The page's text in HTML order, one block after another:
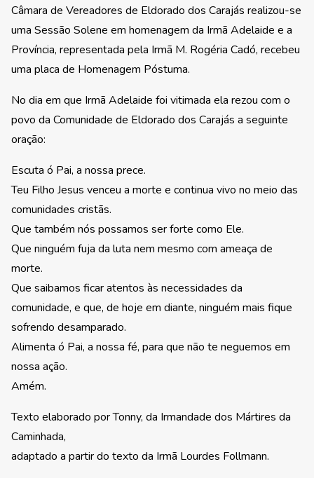
Câmara de Vereadores de Eldorado dos Carajás realizou-se
uma Sessão Solene em homenagem da Irmã Adelaide e a
Província, representada pela Irmã M. Rogéria Cadó, recebeu
uma placa de Homenagem Póstuma.
No dia em que Irmã Adelaide foi vitimada ela rezou com o
povo da Comunidade de Eldorado dos Carajás a seguinte
oração:
Escuta ó Pai, a nossa prece.
Teu Filho Jesus venceu a morte e continua vivo no meio das
comunidades cristãs.
Que também nós possamos ser forte como Ele.
Que ninguém fuja da luta nem mesmo com ameaça de
morte.
Que saibamos ficar atentos às necessidades da
comunidade, e que, de hoje em diante, ninguém mais fique
sofrendo desamparado.
Alimenta ó Pai, a nossa fé, para que não te neguemos em
nossa ação.
Amém.
Texto elaborado por Tonny, da Irmandade dos Mártires da
Caminhada,
adaptado a partir do texto da Irmã Lourdes Follmann.